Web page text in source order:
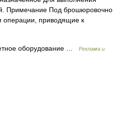
Примечание Под брошюровочно
операции, приводящие к
оборудование …
Реклама и